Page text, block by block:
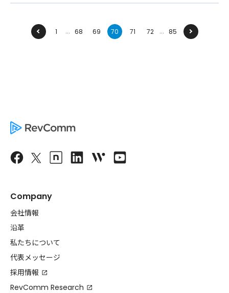
前へ 1 ... 68 69 70 71 72 ... 85 次へ
Company
会社情報
沿革
私たちについて
代表メッセージ
採用情報
RevComm Research